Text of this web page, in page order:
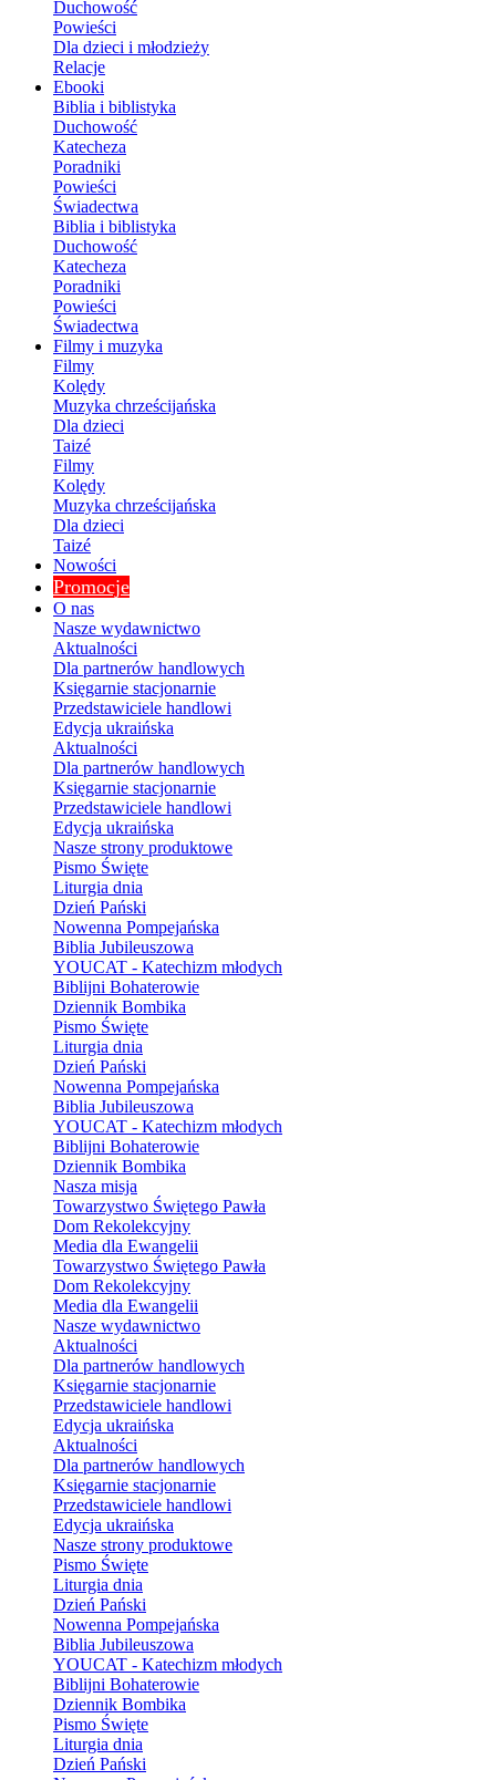
Duchowość
Powieści
Dla dzieci i młodzieży
Relacje
Ebooki
Biblia i biblistyka
Duchowość
Katecheza
Poradniki
Powieści
Świadectwa
Biblia i biblistyka
Duchowość
Katecheza
Poradniki
Powieści
Świadectwa
Filmy i muzyka
Filmy
Kolędy
Muzyka chrześcijańska
Dla dzieci
Taizé
Filmy
Kolędy
Muzyka chrześcijańska
Dla dzieci
Taizé
Nowości
Promocje
O nas
Nasze wydawnictwo
Aktualności
Dla partnerów handlowych
Księgarnie stacjonarnie
Przedstawiciele handlowi
Edycja ukraińska
Aktualności
Dla partnerów handlowych
Księgarnie stacjonarnie
Przedstawiciele handlowi
Edycja ukraińska
Nasze strony produktowe
Pismo Święte
Liturgia dnia
Dzień Pański
Nowenna Pompejańska
Biblia Jubileuszowa
YOUCAT - Katechizm młodych
Biblijni Bohaterowie
Dziennik Bombika
Pismo Święte
Liturgia dnia
Dzień Pański
Nowenna Pompejańska
Biblia Jubileuszowa
YOUCAT - Katechizm młodych
Biblijni Bohaterowie
Dziennik Bombika
Nasza misja
Towarzystwo Świętego Pawła
Dom Rekolekcyjny
Media dla Ewangelii
Towarzystwo Świętego Pawła
Dom Rekolekcyjny
Media dla Ewangelii
Nasze wydawnictwo
Aktualności
Dla partnerów handlowych
Księgarnie stacjonarnie
Przedstawiciele handlowi
Edycja ukraińska
Aktualności
Dla partnerów handlowych
Księgarnie stacjonarnie
Przedstawiciele handlowi
Edycja ukraińska
Nasze strony produktowe
Pismo Święte
Liturgia dnia
Dzień Pański
Nowenna Pompejańska
Biblia Jubileuszowa
YOUCAT - Katechizm młodych
Biblijni Bohaterowie
Dziennik Bombika
Pismo Święte
Liturgia dnia
Dzień Pański